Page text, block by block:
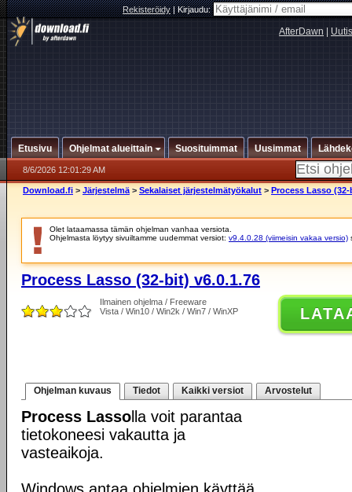
Rekisteröidy|Kirjaudu:
AfterDawn
Etusivu Ohjelmat alueittain Suosituimmat Uusimmat
8/6/2026 12:01:29 AM
Download.fi > Järjestelmä > Sekalaiset järjestelmätyökalut > Process Lasso (32-
Olet lataamassa tämän ohjelman vanhaa versiota.
Ohjelmasta löytyy sivuiltamme uudemmat versiot: v9.4.0.28 (viimeisin vakaa versio)
Process Lasso (32-bit) v6.0.1.76
Ilmainen ohjelma / Freeware
Vista / Win10 / Win2k / Win7 / WinXP
Ohjelman kuvaus Tiedot Kaikki versiot Arvostelut
Process Lasso lla voit parantaa
tietokoneesi vakautta ja
vasteaikoja.